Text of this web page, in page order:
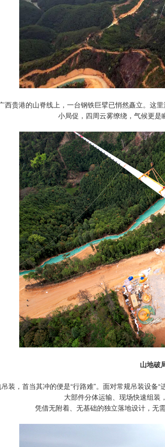
西贵港的山脊线上，一台钢铁巨擘已悄然矗立。这
小局促，四周云雾缭绕，气候更是
山地破
装，首当其冲的便是“行路难”。面对常规吊装设备
大部件分体运输、现场快速组装
凭借无附着、无基础的独立落地设计，无